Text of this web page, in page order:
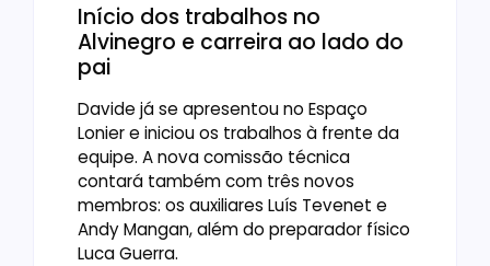
Início dos trabalhos no
Alvinegro e carreira ao lado do
pai
Davide já se apresentou no Espaço
Lonier e iniciou os trabalhos à frente da
equipe. A nova comissão técnica
contará também com três novos
membros: os auxiliares Luís Tevenet e
Andy Mangan, além do preparador físico
Luca Guerra.